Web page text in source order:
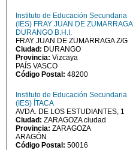
Instituto de Educación Secundaria
(IES) FRAY JUAN DE ZUMARRAGA
DURANGO B.H.I.
FRAY JUAN DE ZUMARRAGA Z/G
Ciudad: DURANGO
Provincia: Vizcaya
PAÍS VASCO
Código Postal: 48200
Instituto de Educación Secundaria
(IES) ÍTACA
AVDA. DE LOS ESTUDIANTES, 1
Ciudad: ZARAGOZA ciudad
Provincia: ZARAGOZA
ARAGÓN
Código Postal: 50016